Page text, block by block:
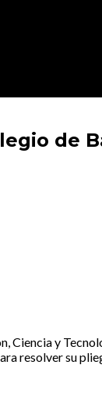
de
Ciencia y
resolver su